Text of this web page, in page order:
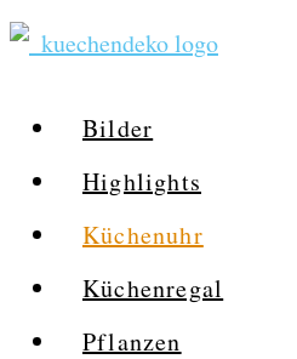
Zum
springenBilder
Highlights
Küchenuhr
Küchenregal
Pflanzen